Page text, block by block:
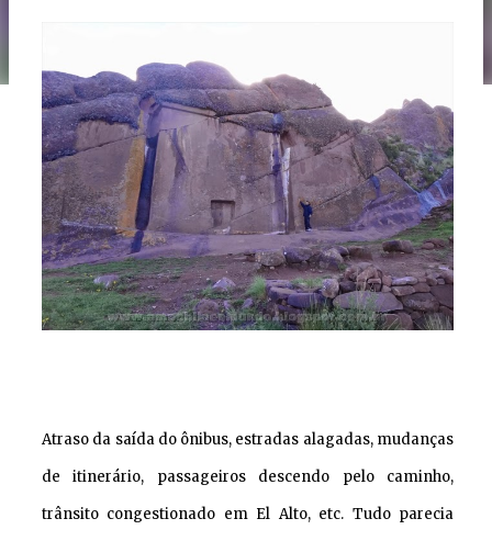
Atraso da saída do ônibus, estradas alagadas, mudanças
de itinerário, passageiros descendo pelo caminho,
trânsito congestionado em El Alto, etc. Tudo parecia